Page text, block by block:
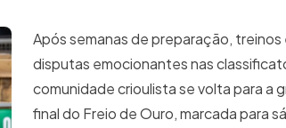
Após semanas de preparação, treinos
disputas emocionantes nas
comunidade crioulista se volta para a
final do Freio de Ouro, marcada para